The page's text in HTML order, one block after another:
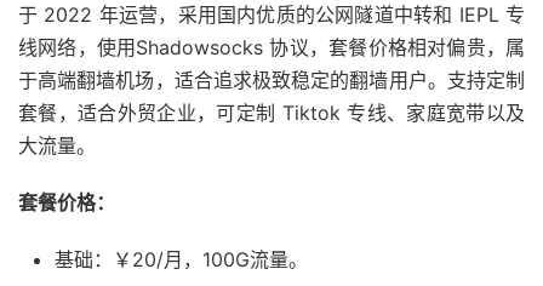
于 2022 年运营，采用国内优质的公网隧道中转和 IEPL 专
线网络，使用Shadowsocks 协议，套餐价格相对偏贵，属
于高端翻墙机场，适合追求极致稳定的翻墙用户。支持定制
套餐，适合外贸企业，可定制 Tiktok 专线、家庭宽带以及
大流量。
套餐价格：
基础：￥20/月，100G流量。